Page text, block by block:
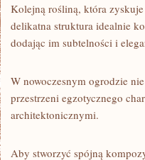
Kolejną rośliną,‌ która
delikatna struktura idealnie
dodając​ im subtelności i
W nowoczesnym⁢ ogrodzie
przestrzeni egzotycznego
architektonicznymi.
Aby stworzyć spójną